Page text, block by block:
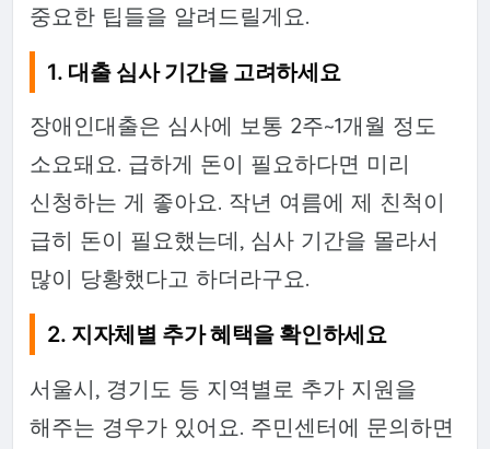
중요한 팁들을 알려드릴게요.
1. 대출 심사 기간을 고려하세요
장애인대출은 심사에 보통 2주~1개월 정도
소요돼요. 급하게 돈이 필요하다면 미리
신청하는 게 좋아요. 작년 여름에 제 친척이
급히 돈이 필요했는데, 심사 기간을 몰라서
많이 당황했다고 하더라구요.
2. 지자체별 추가 혜택을 확인하세요
서울시, 경기도 등 지역별로 추가 지원을
해주는 경우가 있어요. 주민센터에 문의하면